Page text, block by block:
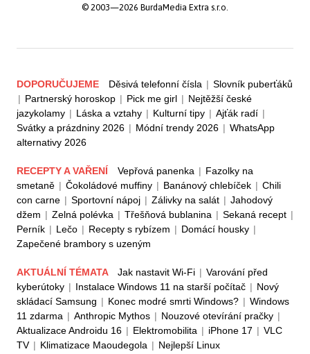
© 2003—2026 BurdaMedia Extra s.r.o.
DOPORUČUJEME Děsivá telefonní čísla | Slovník puberťáků
| Partnerský horoskop | Pick me girl | Nejtěžší české
jazykolamy | Láska a vztahy | Kulturní tipy | Ajťák radí |
Svátky a prázdniny 2026 | Módní trendy 2026 | WhatsApp
alternativy 2026
RECEPTY A VAŘENÍ Vepřová panenka | Fazolky na
smetaně | Čokoládové muffiny | Banánový chlebíček | Chili
con carne | Sportovní nápoj | Zálivky na salát | Jahodový
džem | Zelná polévka | Třešňová bublanina | Sekaná recept |
Perník | Lečo | Recepty s rybízem | Domácí housky |
Zapečené brambory s uzeným
AKTUÁLNÍ TÉMATA Jak nastavit Wi-Fi | Varování před
kyberútoky | Instalace Windows 11 na starší počítač | Nový
skládací Samsung | Konec modré smrti Windows? | Windows
11 zdarma | Anthropic Mythos | Nouzové otevírání pračky |
Aktualizace Androidu 16 | Elektromobilita | iPhone 17 | VLC
TV | Klimatizace Maoudegola | Nejlepší Linux